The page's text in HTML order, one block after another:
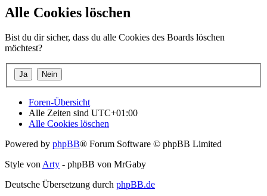
Alle Cookies löschen
Bist du dir sicher, dass du alle Cookies des Boards löschen
möchtest?
Foren-Übersicht
Alle Zeiten sind UTC+01:00
Alle Cookies löschen
Powered by phpBB® Forum Software © phpBB Limited
Style von Arty - phpBB von MrGaby
Deutsche Übersetzung durch phpBB.de